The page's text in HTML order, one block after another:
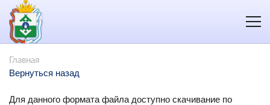
Главная
Вернуться назад
Для данного формата файла доступно скачивание по